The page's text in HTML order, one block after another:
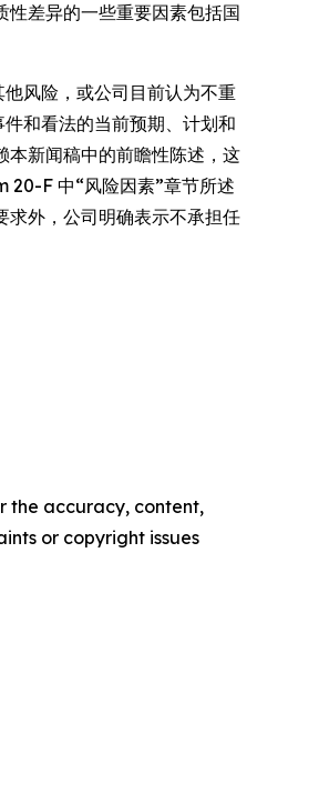
性差异的一些重要因素包括国
风险，或公司目前认为不重
和看法的当前预期、计划和
本新闻稿中的前瞻性陈述，这
20-F 中“风险因素”章节所述
求外，公司明确表示不承担任
the accuracy, content,
or copyright issues